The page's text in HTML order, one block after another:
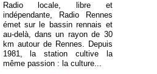
Radio locale, libre et
indépendante, Radio Rennes
émet sur le bassin rennais et
au-delà, dans un rayon de 30
km autour de Rennes. Depuis
1981, la station cultive la
même passion : la culture...